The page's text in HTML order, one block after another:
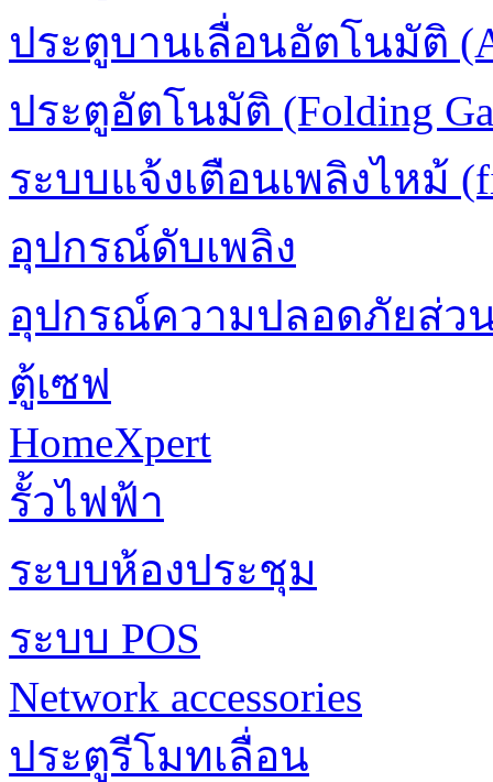
ประตูบานเลื่อนอัตโนมัติ
ประตูอัตโนมัติ (Folding
ระบบแจ้งเตือนเพลิงไหม้
อุปกรณ์ดับเพลิง
อุปกรณ์ความปลอดภัยส่ว
ตู้เซฟ
HomeXpert
รั้วไฟฟ้า
ระบบห้องประชุม
ระบบ POS
Network accessories
ประตูรีโมทเลื่อน